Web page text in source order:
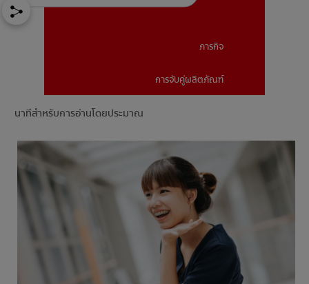
ภารกิจ
การจับคู่ผลิตภัณฑ์
นาทีสำหรับการอ่านโดยประมาณ